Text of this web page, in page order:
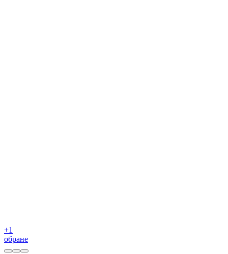
+1
обране